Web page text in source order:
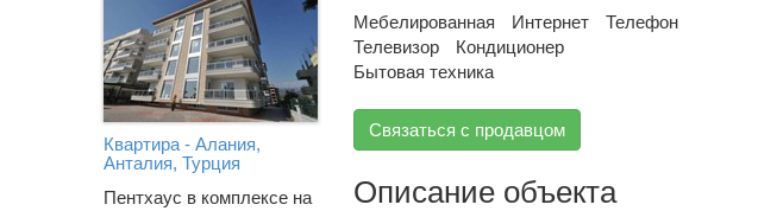
Мебелированная Интернет
Телефон
Телевизор
Кондиционер
Бытовая техника
Связаться с продавцом
Описание объекта
Квартира - Алания,
Анталия, Турция
Пентхаус в комплексе на